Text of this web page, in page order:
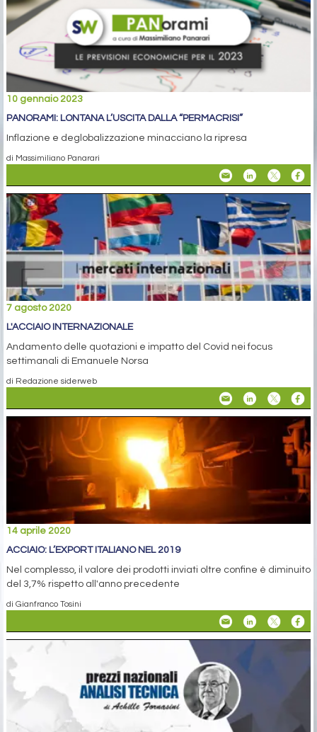
10 gennaio 2023
PANORAMI: LONTANA L’USCITA DALLA “PERMACRISI”
Inflazione e deglobalizzazione minacciano la ripresa
di Massimiliano Panarari
7 agosto 2020
L'ACCIAIO INTERNAZIONALE
Andamento delle quotazioni e impatto del Covid nei focus
settimanali di Emanuele Norsa
di Redazione siderweb
14 aprile 2020
ACCIAIO: L’EXPORT ITALIANO NEL 2019
Nel complesso, il valore dei prodotti inviati oltre confine è diminuito
del 3,7% rispetto all'anno precedente
di Gianfranco Tosini